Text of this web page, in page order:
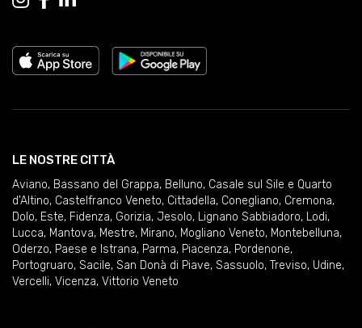
LE NOSTRE CITTÀ
Aviano, Bassano del Grappa, Belluno, Casale sul Sile e Quarto
d'Altino, Castelfranco Veneto, Cittadella, Conegliano, Cremona,
Dolo, Este, Fidenza, Gorizia, Jesolo, Lignano Sabbiadoro, Lodi,
Lucca, Mantova, Mestre, Mirano, Mogliano Veneto, Montebelluna,
Oderzo, Paese e Istrana, Parma, Piacenza, Pordenone,
Portogruaro, Sacile, San Donà di Piave, Sassuolo, Treviso, Udine,
Vercelli, Vicenza, Vittorio Veneto